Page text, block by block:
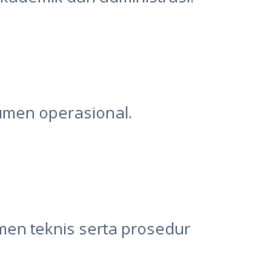
operasional.
teknis serta prosedur